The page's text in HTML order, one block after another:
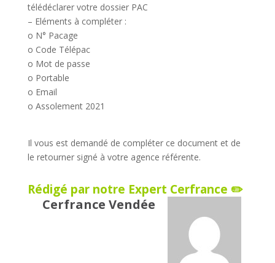
télédéclarer votre dossier PAC
– Eléments à compléter :
o N° Pacage
o Code Télépac
o Mot de passe
o Portable
o Email
o Assolement 2021
Il vous est demandé de compléter ce document et de
le retourner signé à votre agence référente.
Rédigé par notre Expert Cerfrance ✏️
Cerfrance Vendée